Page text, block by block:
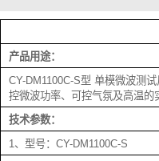
产品用途：
CY-DM1100C-S型 单模微波测
控微波功率、可控气氛及高温的
技术参数：
1、型号：CY-DM1100C-S